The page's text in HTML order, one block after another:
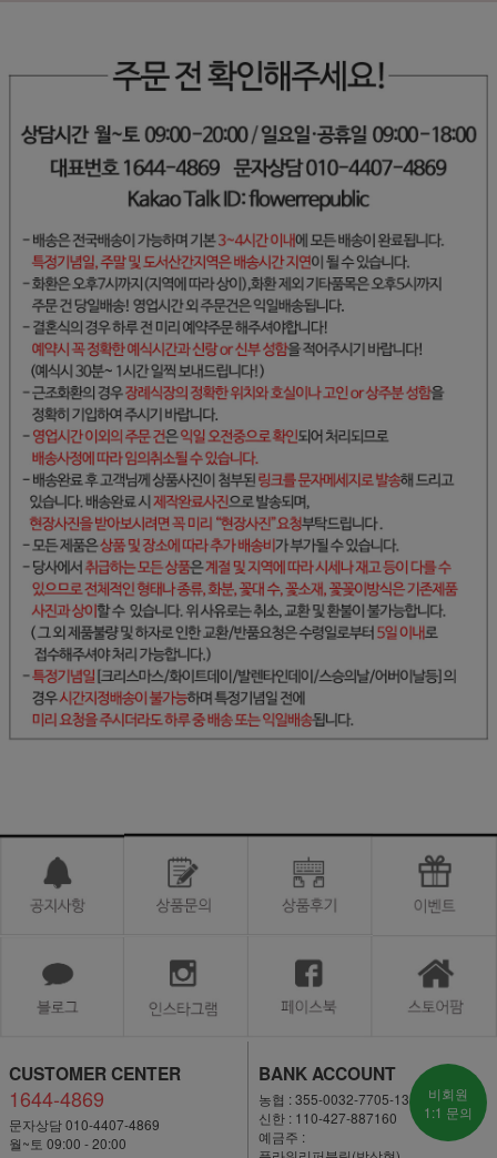
CUSTOMER CENTER
1644-4869
문자상담 010-4407-4869
월~토 09:00 - 20:00
BANK ACCOUNT
농협 : 355-0032-7705-13
신한 : 110-427-887160
예금주 :
비회원
1:1 문의